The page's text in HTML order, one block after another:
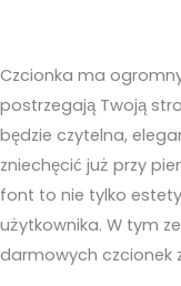
Czcionka ma
postrzegają Twoją
będzie czytelna,
zniechęcić już przy
font to nie tylko
użytkownika. W tym
darmowych czcionek